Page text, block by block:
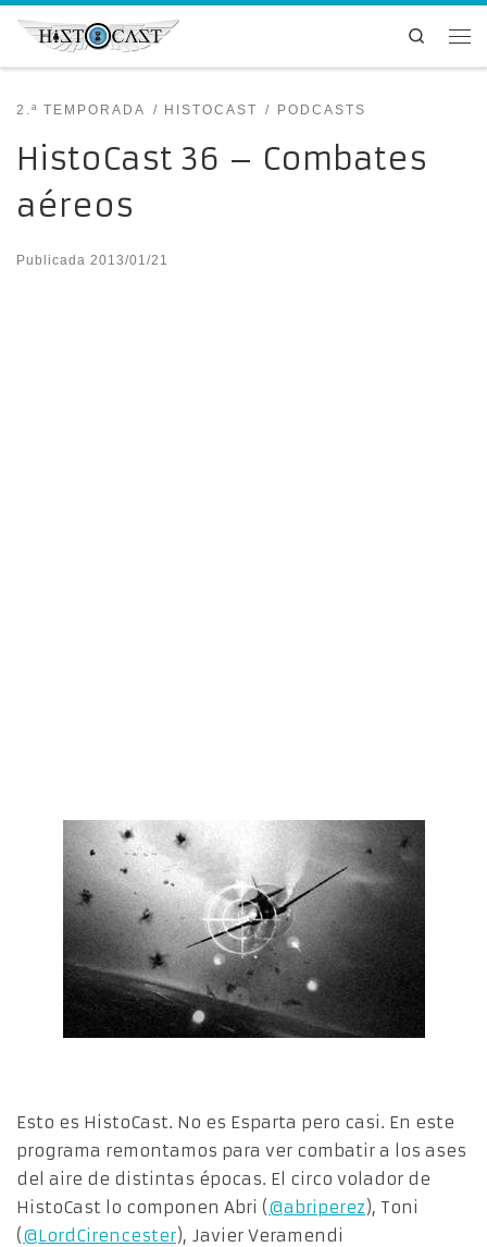
Saltar al contenido
Search
2.ª TEMPORADA HISTOCAST PODCASTS
HistoCast 36 – Combates
aéreos
Publicada 2013/01/21
Esto es HistoCast. No es Esparta pero casi. En este
programa remontamos para ver combatir a los ases
del aire de distintas épocas. El circo volador de
HistoCast lo componen Abri (@abriperez), Toni
(@LordCirencester), Javier Veramendi